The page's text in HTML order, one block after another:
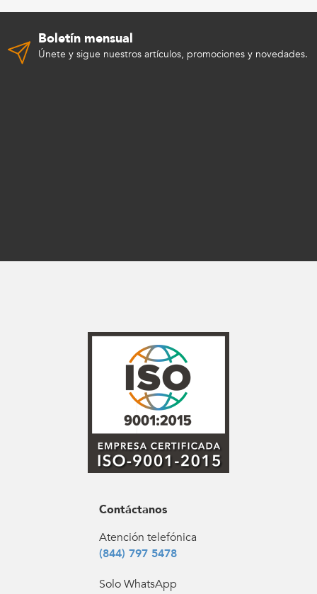
Boletín mensual
Únete y sigue nuestros artículos, promociones y novedades.
Contáctanos
Atención telefónica
(844) 797 5478
Solo WhatsApp